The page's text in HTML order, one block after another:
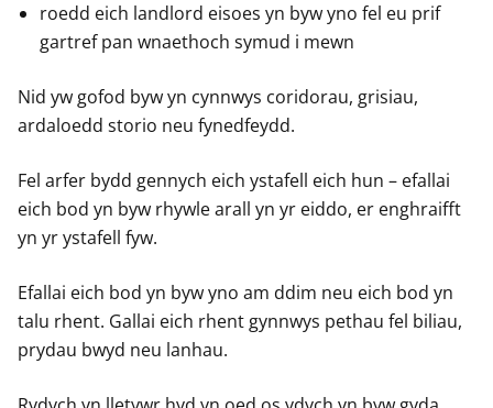
g
o
a
r
y
f
r
g
o
a
r
y
e
g
o
a
r
y
f
roedd eich landlord eisoes yn byw yno fel eu prif
gartref pan wnaethoch symud i mewn
Nid yw gofod byw yn cynnwys coridorau, grisiau,
ardaloedd storio neu fynedfeydd.
Fel arfer bydd gennych eich ystafell eich hun – efallai
eich bod yn byw rhywle arall yn yr eiddo, er enghraifft
yn yr ystafell fyw.
Efallai eich bod yn byw yno am ddim neu eich bod yn
talu rhent. Gallai eich rhent gynnwys pethau fel biliau,
prydau bwyd neu lanhau.